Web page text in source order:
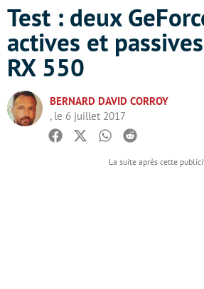
Test : deux
actives et
RX 550
BERNARD DAVID CORROY
, le 6 juillet 2017
Facebook
TwitterWhatsapp
Reddit